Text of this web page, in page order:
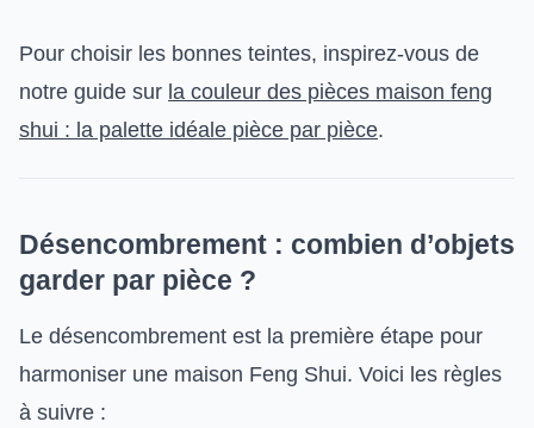
Pour choisir les bonnes teintes, inspirez-vous de
notre guide sur la couleur des pièces maison feng
shui : la palette idéale pièce par pièce.
Désencombrement : combien d’objets
garder par pièce ?
Le désencombrement est la première étape pour
harmoniser une maison Feng Shui. Voici les règles
à suivre :